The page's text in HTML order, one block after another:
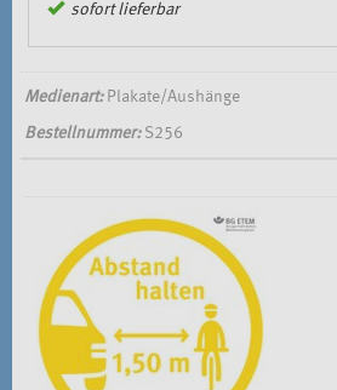
sofort lieferbar
Medienart:Plakate/Aushänge
Bestellnummer:S256